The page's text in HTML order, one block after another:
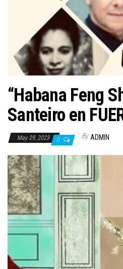
“Habana Feng
Santeiro en
May 29, 2023 0 By ADMIN